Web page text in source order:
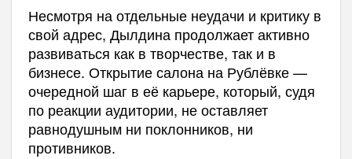
Несмотря на отдельные неудачи и критику в
свой адрес, Дылдина продолжает активно
развиваться как в творчестве, так и в
бизнесе. Открытие салона на Рублёвке —
очередной шаг в её карьере, который, судя
по реакции аудитории, не оставляет
равнодушным ни поклонников, ни
противников.